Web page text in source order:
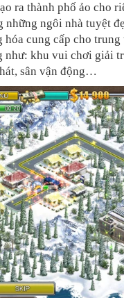
ra thành phố ảo cho
những ngôi nhà tuyệt
hóa cung cấp cho
như: khu vui chơi giải
sân vận động…